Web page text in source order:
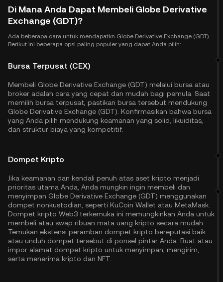
Di Mana Anda Dapat Membeli Globe Derivative
Exchange (GDT)?
Ada beberapa cara untuk mendapatkn Globe Derivative Exchange (GDT).
Berikut ini beberapa opsi paling populer yang dapat Anda pilih:
Bursa Terpusat (CEX)
Membeli Globe Derivative Exchange (GDT) melalui bursa atau
broker adalah cara yang cepat dan mudah bagi pemula. Saat
memilih bursa terpusat, pastikan bursa tersebut mendukung
Globe Derivative Exchange (GDT). Konfirmasikan bahwa bursa
yang Anda pilih mendukung keamanan yang solid, likuiditas,
dan struktur biaya yang kompetitif.
Dompet Kripto
Jika keamanan dan kendali penuh atas aset kripto menjadi
prioritas utama Anda, Anda mungkin ingin membeli dan
menyimpan Globe Derivative Exchange (GDT) menggunakan
dompet nonkustodian, seperti KuCoin Wallet atau MetaMask.
Dompet kripto Web3 terkemuka ini memungkinkan Anda untuk
membeli atau swap ribuan mata uang kripto secara mudah.
Temukan ekstensi peramban dompet kripto bereputasi baik
atau unduh dompet tersebut di ponsel pintar Anda. Buat atau
impor alamat dompet kripto untuk menyimpan, mengirim,
serta menerima kripto dan NFT.